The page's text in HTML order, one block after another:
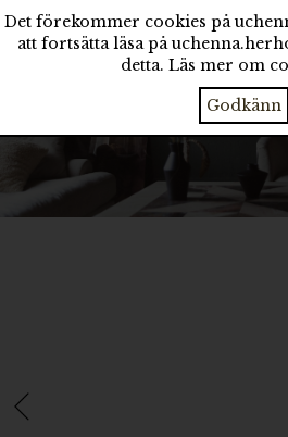
Det förekommer cookies på
att fortsätta läsa på
detta. Läs mer om
Godkänn